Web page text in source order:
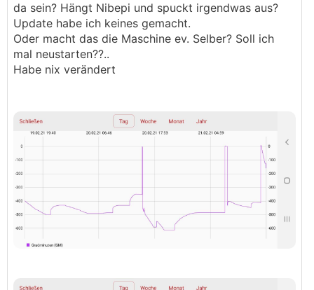
da sein? Hängt Nibepi und spuckt irgendwas aus?
Update habe ich keines gemacht.
Oder macht das die Maschine ev. Selber? Soll ich
mal neustarten??..
Habe nix verändert